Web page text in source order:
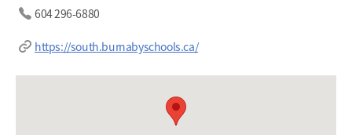
604 296-6880
https://south.burnabyschools.ca/